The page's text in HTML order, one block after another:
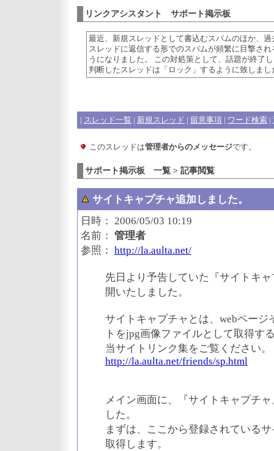
リンクアシスタント サポート掲示板
最近、新規スレッドとして書込むスパムのほか、過
スレッドに返信する形でのスパムが頻繁に目撃され
うになりました。 この対処策として、話題が終了
判断したスレッドは「ロック」するように致しまし
| スレッド一覧 | 新規スレッド | 留意事項 | ワード検索 |
このスレッドは管理者からのメッセージです。
サポート掲示板 一覧 > 記事閲覧
サイトキャプチャ追加しました。
日時： 2006/05/03 10:19
名前： 管理者
参照： http://la.aulta.net/
先日より予告していた『サイトキ
開いたしました。
サイトキャプチャとは、webページ
トをjpg画像ファイルとして取得す
当サイトリンク集をご覧ください。
http://la.aulta.net/friends/sp.html
メイン画面に、『サイトキャプチ
した。
まずは、ここから登録されている
取得します。